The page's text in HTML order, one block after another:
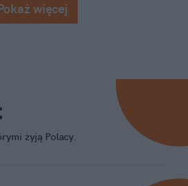
więcej
żyją Polacy.